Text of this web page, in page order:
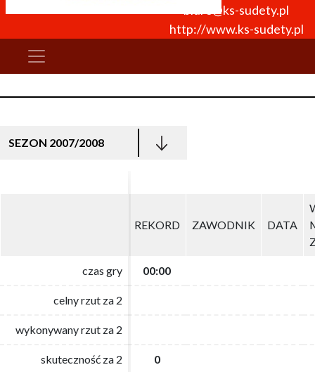
biuro@ks-sudety.pl
http://www.ks-sudety.pl
SEZON 2007/2008
REKORD ZAWODNIK DATA
czas gry 00:00
celny rzut za 2
wykonywany rzut za 2
skuteczność za 2 0
REKORD ZAWODNIK DATA
czas gry 00:00
celny rzut za 2
wykonywany rzut za 2
skuteczność za 2 0